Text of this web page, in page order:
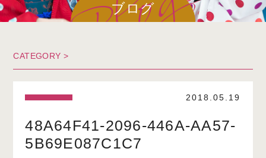
ブログ
CATEGORY >
2018.05.19
48A64F41-2096-446A-AA57-
5B69E087C1C7